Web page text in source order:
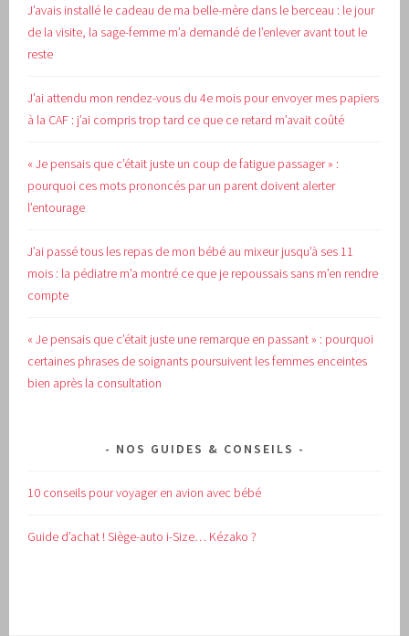
J’avais installé le cadeau de ma belle-mère dans le berceau : le jour
de la visite, la sage-femme m’a demandé de l’enlever avant tout le
reste
J’ai attendu mon rendez-vous du 4e mois pour envoyer mes papiers
à la CAF : j’ai compris trop tard ce que ce retard m’avait coûté
« Je pensais que c’était juste un coup de fatigue passager » :
pourquoi ces mots prononcés par un parent doivent alerter
l’entourage
J’ai passé tous les repas de mon bébé au mixeur jusqu’à ses 11
mois : la pédiatre m’a montré ce que je repoussais sans m’en rendre
compte
« Je pensais que c’était juste une remarque en passant » : pourquoi
certaines phrases de soignants poursuivent les femmes enceintes
bien après la consultation
NOS GUIDES & CONSEILS
10 conseils pour voyager en avion avec bébé
Guide d’achat !Siège-auto i-Size… Kézako ?